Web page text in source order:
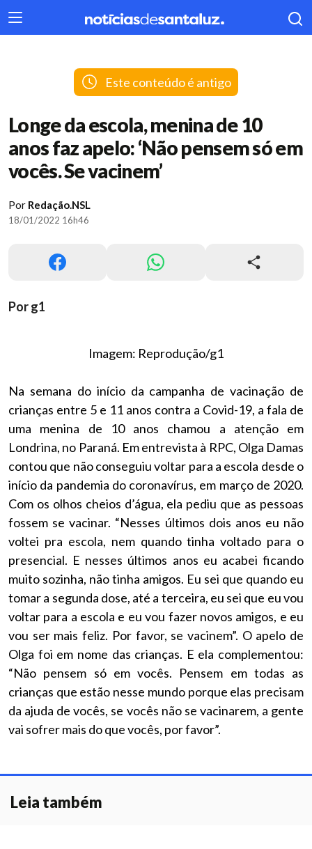
404
Este conteúdo é antigo
Longe da escola, menina de 10
anos faz apelo: ‘Não pensem só em
vocês. Se vacinem’
Por Redação.NSL
18/01/2022 16h46
Por g1
Imagem: Reprodução/g1
Na semana do início da campanha de vacinação de
crianças entre 5 e 11 anos contra a Covid-19, a fala de
uma menina de 10 anos chamou a atenção em
Londrina, no Paraná. Em entrevista à RPC, Olga Damas
contou que não conseguiu voltar para a escola desde o
início da pandemia do coronavírus, em março de 2020.
Com os olhos cheios d’água, ela pediu que as pessoas
fossem se vacinar. “Nesses últimos dois anos eu não
voltei pra escola, nem quando tinha voltado para o
presencial. E nesses últimos anos eu acabei ficando
muito sozinha, não tinha amigos. Eu sei que quando eu
tomar a segunda dose, até a terceira, eu sei que eu vou
voltar para a escola e eu vou fazer novos amigos, e eu
vou ser mais feliz. Por favor, se vacinem”. O apelo de
Olga foi em nome das crianças. E ela complementou:
“Não pensem só em vocês. Pensem em todas as
crianças que estão nesse mundo porque elas precisam
da ajuda de vocês, se vocês não se vacinarem, a gente
vai sofrer mais do que vocês, por favor”.
Leia também